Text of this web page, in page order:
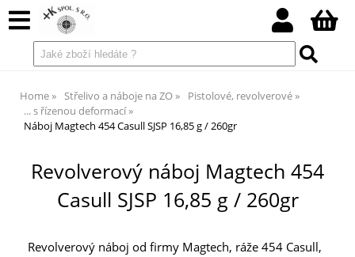
Home Střelivo a náboje na ZO
Pistolové, revolverové
... s řízenou deformací
Náboj Magtech 454 Casull SJSP 16,85 g / 260gr
Revolverový náboj Magtech 454
Casull SJSP 16,85 g / 260gr
Revolverový náboj od firmy Magtech, ráže 454 Casull,